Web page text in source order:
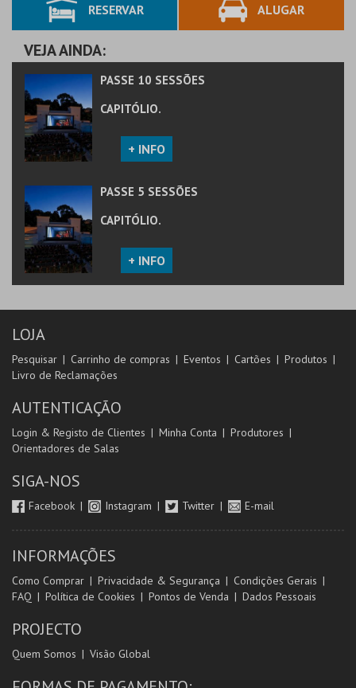
MAIS INFO
COMPRAR
RESERVAR ALUGAR
VEJA AINDA:
PASSE 10 SESSÕES
CAPITÓLIO.
+ INFO
PASSE 5 SESSÕES
CAPITÓLIO.
+ INFO
LOJA
Pesquisar Carrinho de compras Eventos Cartões
Produtos
Livro de Reclamações
AUTENTICAÇÃO
Login & Registo de Clientes Minha Conta
Produtores
Orientadores de Salas
SIGA-NOS
Facebook Instagram Twitter E-mail
INFORMAÇÕES
Como Comprar Privacidade & Segurança
Condições Gerais
FAQ
Política de Cookies Pontos de Venda Dados Pessoais
PROJECTO
Quem Somos Visão Global